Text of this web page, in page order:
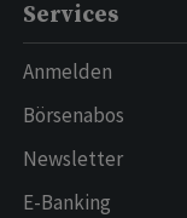
Services
Anmelden
Börsenabos
Newsletter
E-Banking